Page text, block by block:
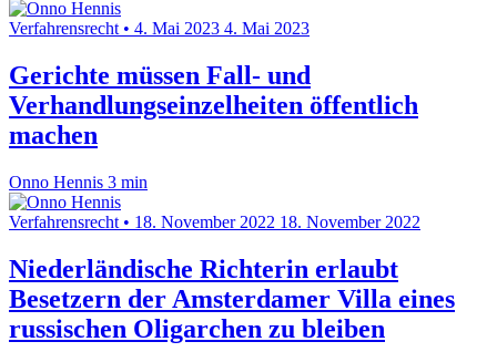
Verfahrensrecht • 4. Mai 2023 4. Mai 2023
Gerichte müssen Fall- und
Verhandlungseinzelheiten öffentlich
machen
Onno Hennis 3 min
Verfahrensrecht • 18. November 2022 18. November 2022
Niederländische Richterin erlaubt
Besetzern der Amsterdamer Villa eines
russischen Oligarchen zu bleiben